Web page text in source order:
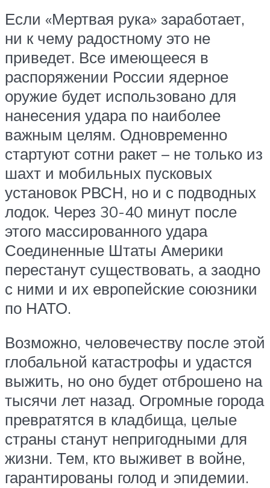
Если «Мертвая рука» заработает,
ни к чему радостному это не
приведет. Все имеющееся в
распоряжении России ядерное
оружие будет использовано для
нанесения удара по наиболее
важным целям. Одновременно
стартуют сотни ракет – не только из
шахт и мобильных пусковых
установок РВСН, но и с подводных
лодок. Через 30-40 минут после
этого массированного удара
Соединенные Штаты Америки
перестанут существовать, а заодно
с ними и их европейские союзники
по НАТО.
Возможно, человечеству после этой
глобальной катастрофы и удастся
выжить, но оно будет отброшено на
тысячи лет назад. Огромные города
превратятся в кладбища, целые
страны станут непригодными для
жизни. Тем, кто выживет в войне,
гарантированы голод и эпидемии.